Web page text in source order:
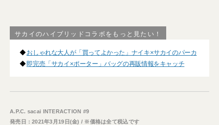
サカイのハイブリッドコラボをもっと見たい！
◆おしゃれな大人が「買ってよかった」ナイキ×サカイのパーカ
◆即完売「サカイ×ポーター」バッグの再販情報をキャッチ
A.P.C. sacai INTERACTION #9
発売日：2021年3月19日(金) / ※価格は全て税込です